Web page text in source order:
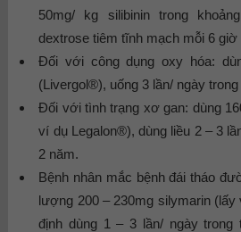
50mg/ kg silibinin trong
dextrose tiêm tĩnh mạch mỗi 6 giờ
Đối với công dụng oxy hóa:
(Livergol®), uống 3 lần/ ngày
Đối với tình trạng xơ gan: dùng
ví dụ Legalon®), dùng liều 2 – 3
2 năm.
Bệnh nhân mắc bệnh đái tháo
lượng 200 – 230mg silymarin
định dùng 1 – 3 lần/ ngày trong